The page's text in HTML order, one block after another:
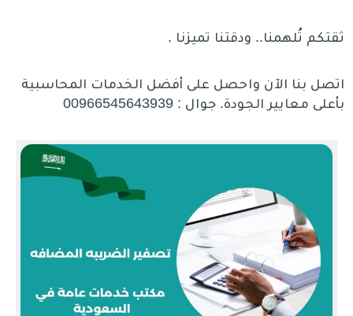
ثقتكم تُلهمنا.. ودقتنا تميزنا .
اتصل بنا الآن واحصل على أفضل الخدمات المحاسبية
بأعلى معايير الجودة. جوال : 00966545643939